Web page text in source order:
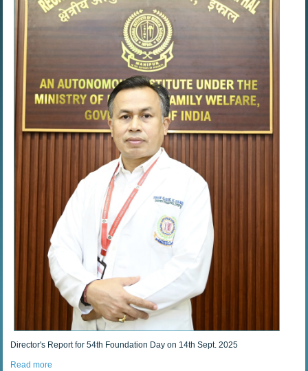
Director's Report for 54th Foundation Day on 14th Sept. 2025
Read more